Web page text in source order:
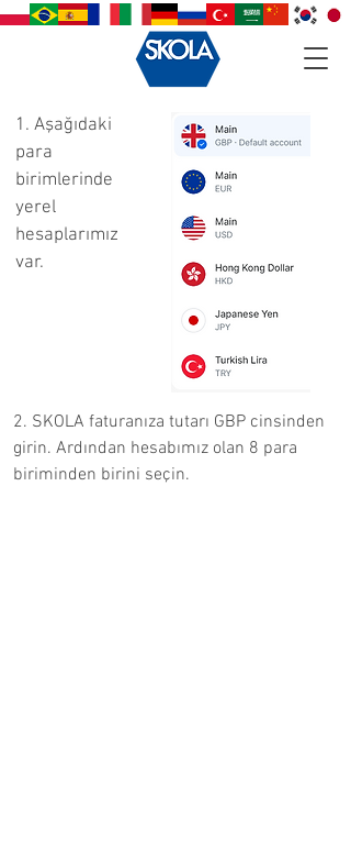
1. Aşağıdaki
para
birimlerinde
yerel
hesaplarımız
var.
2. SKOLA faturanıza tutarı GBP cinsinden
girin. Ardından hesabımız olan 8 para
biriminden birini seçin.